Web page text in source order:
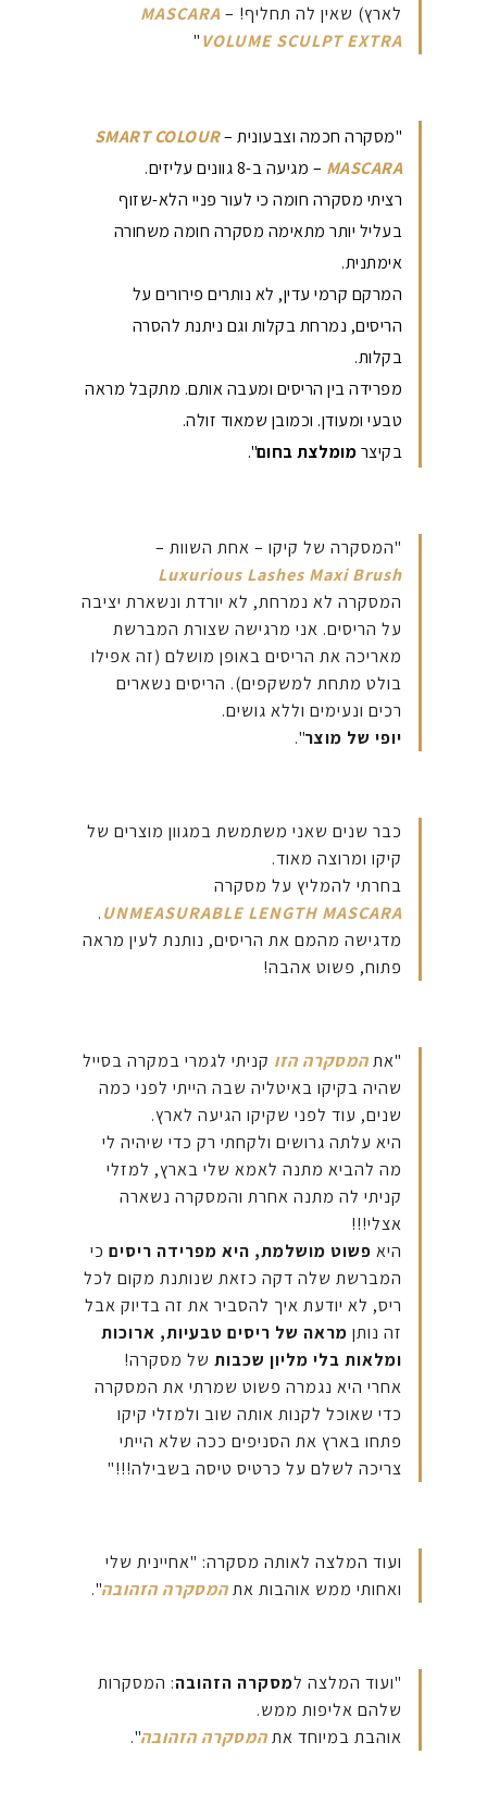
לארץ) שאין לה תחליף! – MASCARA
VOLUME SCULPT EXTRA
"
"מסקרה חכמה וצבעונית –SMART COLOUR
MASCARA – מגיעה ב-8 גוונים עליזים.
רציתי מסקרה חומה כי לעור פניי הלא-שזוף
בעליל יותר מתאימה מסקרה חומה משחורה
אימתנית.
המרקם קרמי עדין, לא נותרים פירורים על
הריסים, נמרחת בקלות וגם ניתנת להסרה
בקלות.
מפרידה בין הריסים ומעבה אותם. מתקבל מראה
טבעי ומעודן. וכמובן שמאוד זולה.
בקיצרמומלצת בחום".
"המסקרה של קיקו – אחת השוות –
Luxurious Lashes Maxi Brush
המסקרה לא נמרחת, לא יורדת ונשארת יציבה
על הריסים. אני מרגישה שצורת המברשת
מאריכה את הריסים באופן מושלם (זה אפילו
בולט מתחת למשקפים). הריסים נשארים
רכים ונעימים וללא גושים.
יופי של מוצר".
כבר שנים שאני משתמשת במגוון מוצרים של
קיקו ומרוצה מאוד.
בחרתי להמליץ על מסקרה
UNMEASURABLE LENGTH MASCARA
.
מדגישה מהמם את הריסים, נותנת לעין מראה
פתוח, פשוט אהבה!
"אתהמסקרה הזו קניתי לגמרי במקרה בסייל
שהיה בקיקו באיטליה שבה הייתי לפני כמה
שנים, עוד לפני שקיקו הגיעה לארץ.
היא עלתה גרושים ולקחתי רק כדי שיהיה לי
מה להביא מתנה לאמא שלי בארץ, למזלי
קניתי לה מתנה אחרת והמסקרה נשארה
אצלי!!!
היא פשוט מושלמת, היא מפרידה ריסים כי
המברשת שלה דקה כזאת שנותנת מקום לכל
ריס, לא יודעת איך להסביר את זה בדיוק אבל
זה נותן מראה של ריסים טבעיות, ארוכות
ומלאות בלי מליון שכבות של מסקרה!
אחרי היא נגמרה פשוט שמרתי את המסקרה
כדי שאוכל לקנות אותה שוב ולמזלי קיקו
פתחו בארץ את הסניפים ככה שלא הייתי
צריכה לשלם על כרטיס טיסה בשבילה!!!"
ועוד המלצה לאותה מסקרה: "אחיינית שלי
ואחותי ממש אוהבות אתהמסקרה הזהובה".
"ועוד המלצה למסקרה הזהובה: המסקרות
שלהם אליפות ממש.
אוהבת במיוחד אתהמסקרה הזהובה".